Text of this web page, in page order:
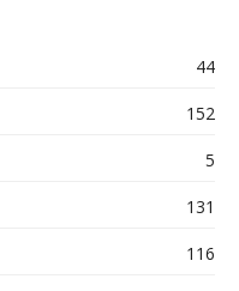
44
152
5
131
116